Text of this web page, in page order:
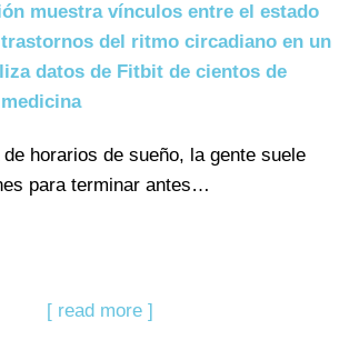
muestra vínculos entre el estado
del ritmo circadiano en un
datos de Fitbit de cientos de
horarios de sueño, la gente suele
para terminar antes…
[ read more ]